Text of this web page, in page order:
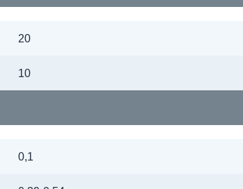
20
10
0,1